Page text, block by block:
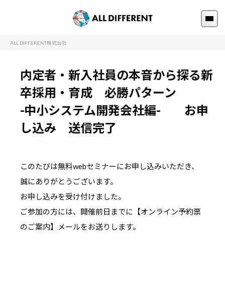
ALL DIFFERENT株式会社
内定者・新入社員の本音から探る新
卒採用・育成 必勝パターン
-中小システム開発会社編- お申
し込み 送信完了
このたびは無料webセミナーにお申し込みいただき、
誠にありがとうございます。
お申し込みを受け付けました。
ご参加の方には、開催前日までに【オンライン予約票
のご案内】メールをお送りします。